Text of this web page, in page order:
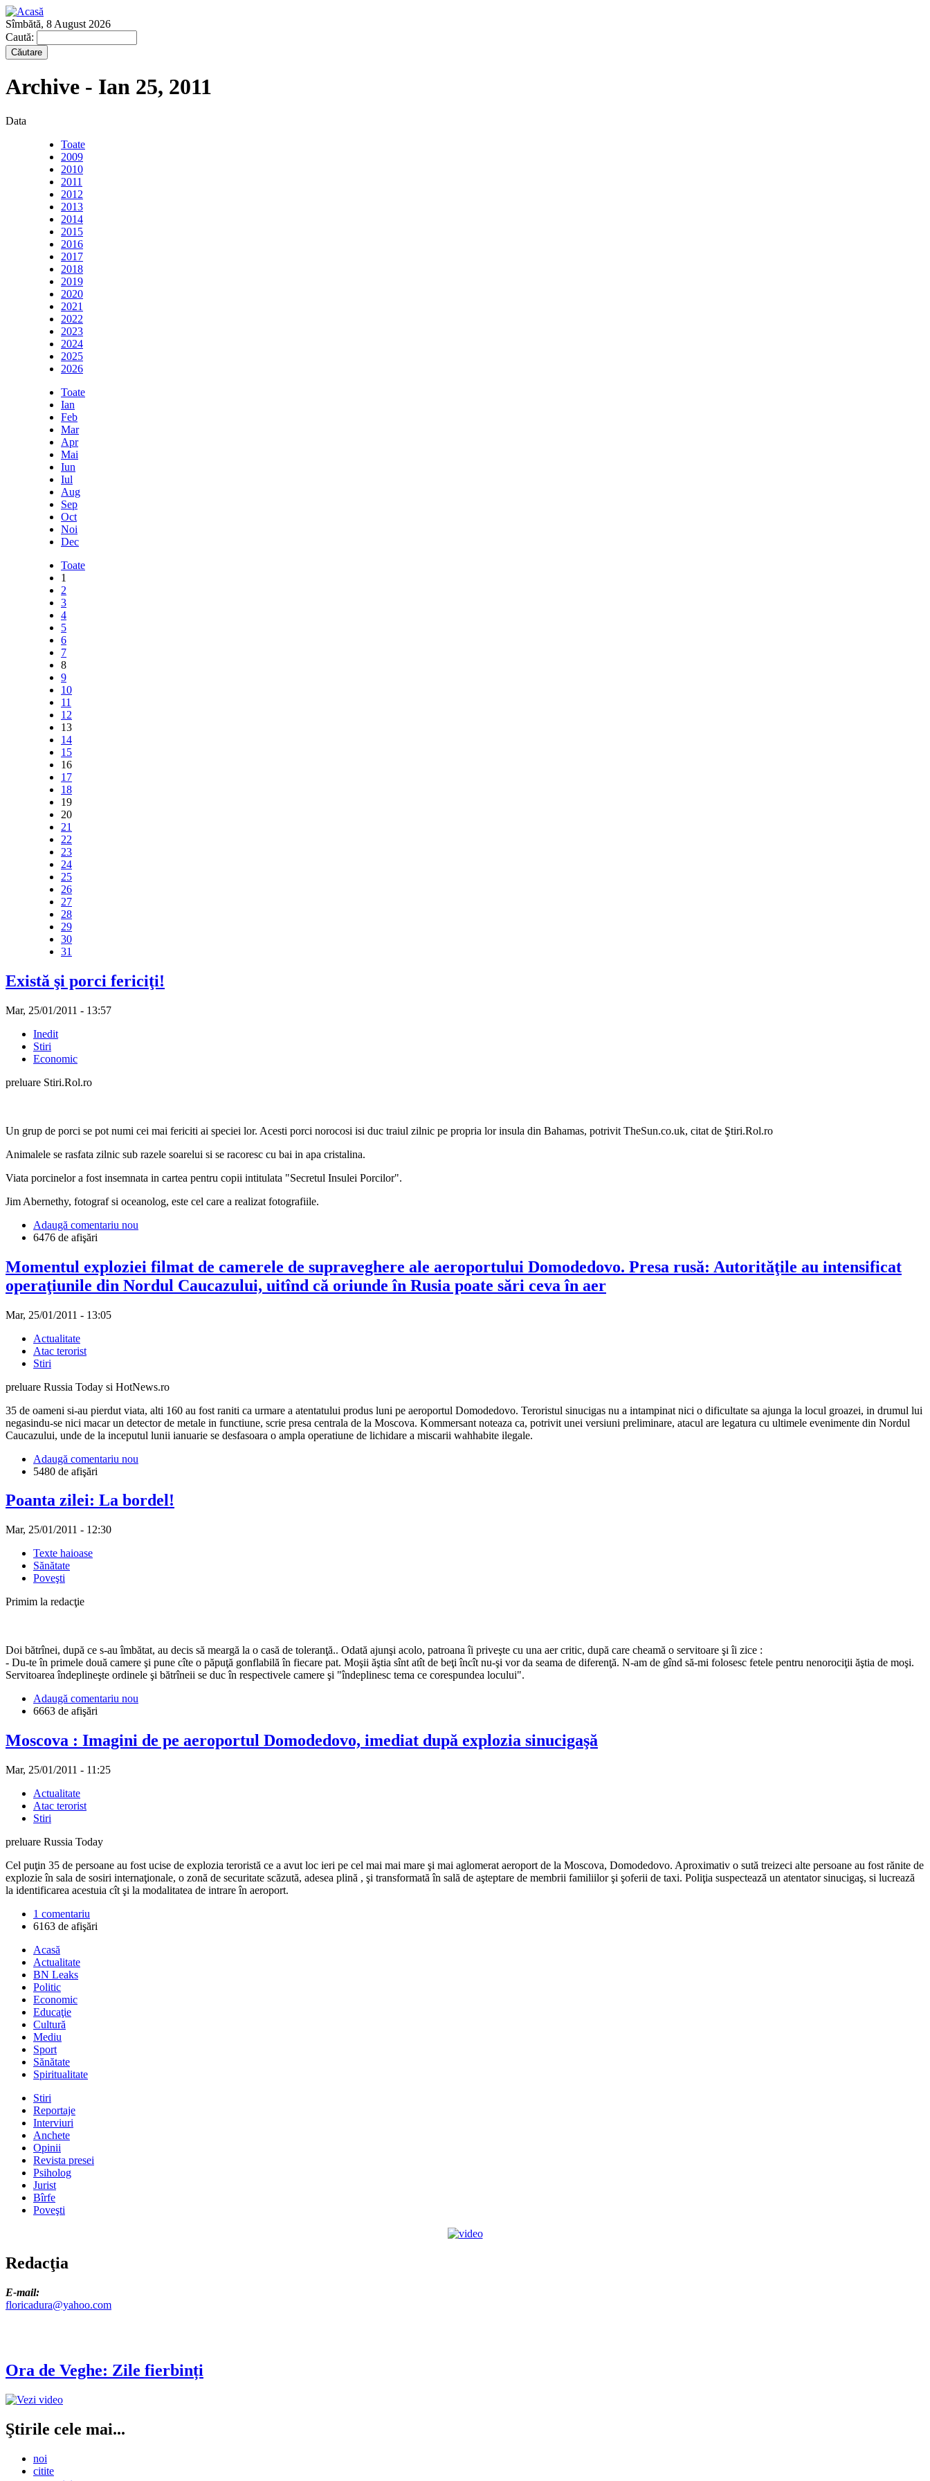
Sîmbătă, 8 August 2026
Caută:
Archive - Ian 25, 2011
Data
Toate
2009
2010
2011
2012
2013
2014
2015
2016
2017
2018
2019
2020
2021
2022
2023
2024
2025
2026
Toate
Ian
Feb
Mar
Apr
Mai
Iun
Iul
Aug
Sep
Oct
Noi
Dec
Toate
1
2
3
4
5
6
7
8
9
10
11
12
13
14
15
16
17
18
19
20
21
22
23
24
25
26
27
28
29
30
31
Există şi porci fericiţi!
Mar, 25/01/2011 - 13:57
Inedit
Stiri
Economic
preluare Stiri.Rol.ro
Un grup de porci se pot numi cei mai fericiti ai speciei lor. Acesti porci norocosi isi duc traiul zilnic pe propria lor insula din Bahamas, potrivit TheSun.co.uk, citat de Ştiri.Rol.ro
Animalele se rasfata zilnic sub razele soarelui si se racoresc cu bai in apa cristalina.
Viata porcinelor a fost insemnata in cartea pentru copii intitulata "Secretul Insulei Porcilor".
Jim Abernethy, fotograf si oceanolog, este cel care a realizat fotografiile.
Adaugă comentariu nou
6476 de afişări
Momentul exploziei filmat de camerele de supraveghere ale aeroportului Domodedovo. Presa rusă: Autorităţile au intensificat
operaţiunile din Nordul Caucazului, uitînd că oriunde în Rusia poate sări ceva în aer
Mar, 25/01/2011 - 13:05
Actualitate
Atac terorist
Stiri
preluare Russia Today si HotNews.ro
35 de oameni si-au pierdut viata, alti 160 au fost raniti ca urmare a atentatului produs luni pe aeroportul Domodedovo. Teroristul sinucigas nu a intampinat nici o dificultate sa ajunga la locul groazei, in drumul lui
negasindu-se nici macar un detector de metale in functiune, scrie presa centrala de la Moscova. Kommersant noteaza ca, potrivit unei versiuni preliminare, atacul are legatura cu ultimele evenimente din Nordul
Caucazului, unde de la inceputul lunii ianuarie se desfasoara o ampla operatiune de lichidare a miscarii wahhabite ilegale.
Adaugă comentariu nou
5480 de afişări
Poanta zilei: La bordel!
Mar, 25/01/2011 - 12:30
Texte haioase
Sănătate
Poveşti
Primim la redacţie
Doi bătrînei, după ce s-au îmbătat, au decis să meargă la o casă de toleranţă.. Odată ajunşi acolo, patroana îi priveşte cu una aer critic, după care cheamă o servitoare şi îi zice :
- Du-te în primele două camere şi pune cîte o păpuţă gonflabilă în fiecare pat. Moşii ăştia sînt atît de beţi încît nu-şi vor da seama de diferenţă. N-am de gînd să-mi folosesc fetele pentru nenorociţii ăştia de moşi.
Servitoarea îndeplineşte ordinele şi bătrîneii se duc în respectivele camere şi "îndeplinesc tema ce corespundea locului".
Adaugă comentariu nou
6663 de afişări
Moscova : Imagini de pe aeroportul Domodedovo, imediat după explozia sinucigaşă
Mar, 25/01/2011 - 11:25
Actualitate
Atac terorist
Stiri
preluare Russia Today
Cel puţin 35 de persoane au fost ucise de explozia teroristă ce a avut loc ieri pe cel mai mai mare şi mai aglomerat aeroport de la Moscova, Domodedovo. Aproximativ o sută treizeci alte persoane au fost rănite de
explozie în sala de sosiri internaţionale, o zonă de securitate scăzută, adesea plină , şi transformată în sală de aşteptare de membrii familiilor şi şoferii de taxi. Poliţia suspectează un atentator sinucigaş, si lucrează
la identificarea acestuia cît şi la modalitatea de intrare în aeroport.
1 comentariu
6163 de afişări
Acasă
Actualitate
BN Leaks
Politic
Economic
Educaţie
Cultură
Mediu
Sport
Sănătate
Spiritualitate
Stiri
Reportaje
Interviuri
Anchete
Opinii
Revista presei
Psiholog
Jurist
Bîrfe
Poveşti
Redacţia
E-mail:
floricadura@yahoo.com
Ora de Veghe: Zile fierbinți
Ştirile cele mai...
noi
citite